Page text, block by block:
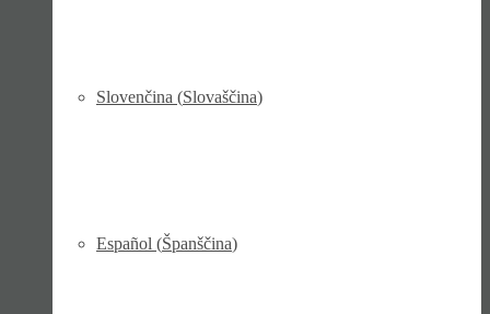
Slovenčina (Slovaščina)
Español (Španščina)